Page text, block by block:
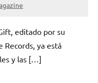
editado por su
Records, ya está
y las […]